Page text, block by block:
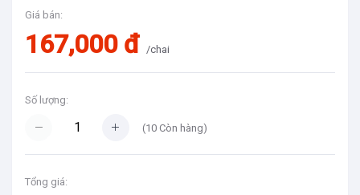
Giá bán:
167,000 đ /chai
Số lượng:
(10 Còn hàng)
Tổng giá: